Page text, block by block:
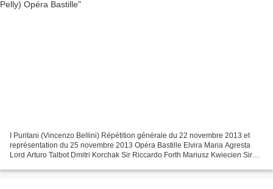
I Puritani (Vincenzo Bellini) Répétition générale du 22 novembre 2013 et
représentation du 25 novembre 2013 Opéra Bastille Elvira Maria Agresta
Lord Arturo Talbot Dmitri Korchak Sir Riccardo Forth Mariusz Kwiecien Sir